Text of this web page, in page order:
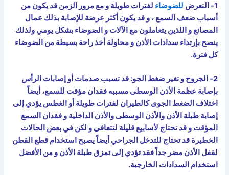
1- التعرض للضوضاء لفترات طويلة و مع مرور الزمن قد يكون من
أسباب ضعف السمع ، و قد يكون أكثر عرضة للإصابة بذلك عمال
المصانع و اللذين يتعاملون مع الآلات و الضوضاء بشكل يومي ولذلك
ينصح بإرتداء سدادات الأذن و محاولة أخذ راحة بسيطة من الضوضاء
كل فترة.
2- الجروح و تغير ضغط الجو: قد تسبب صدمات أو إصابات الرأس
بإصابة عظمة الأذن الوسطى مسببه فقدان مؤقت للسمع، أيضاً
اختلاف الضغط الجوى كالطيران لفترات طويلة أو الغطس يؤدي إلى
إصابة طبلة الأذن والأذن الوسطى والأذن الداخلية و فقدان السمع
المؤقت و قد تحتاج لأسابيع قليلة لتتعافى و لكن في بعض الحالات
الخطيرة قد تحتاج للتدخل الجراحي أيضاً يصبح استخدام قطع القطن
لقفل الأذن مضر جداً فقد تؤدي إلى تمزق طبلة الأذن و من الأفضل
استخدام السدادات الخارجية.